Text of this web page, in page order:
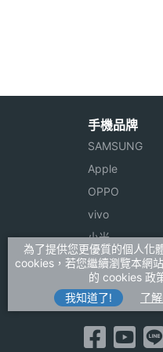
手機品牌
SAMSUNG
Apple
OPPO
vivo
小米
ASUS
Sony
realme
為了提供您更優質的個人化
cookies，若您繼續瀏覽本網
的 cookies 政
我知道了!
了